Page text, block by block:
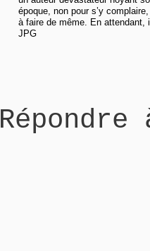
époque, non pour s’y
à faire de même. En attendant,
JPG